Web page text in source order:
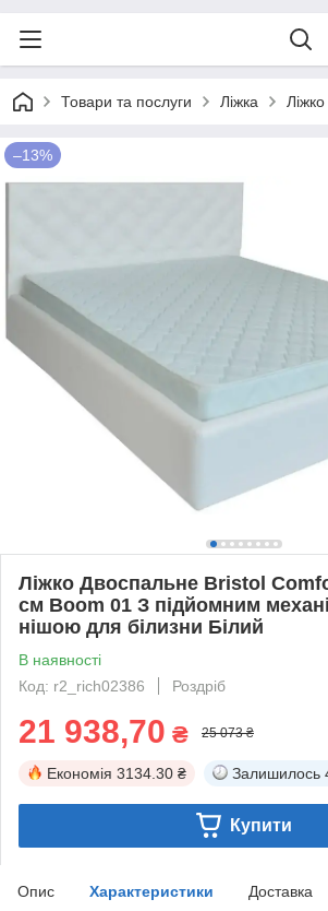
Товари та послуги Ліжка
–13%
Ліжко Двоспальне Bristol
см Boom 01 З підйомним
нішою для білизни Білий
В наявності
Код: r2_rich02386
Роздріб
21 938,70 ₴ 25 073 ₴
Економія 3134.30 ₴ Залишилось
Купити
Опис Характеристики Доставка